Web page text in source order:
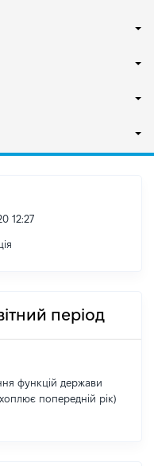
12:27
період
функцій держави
попередній рік)